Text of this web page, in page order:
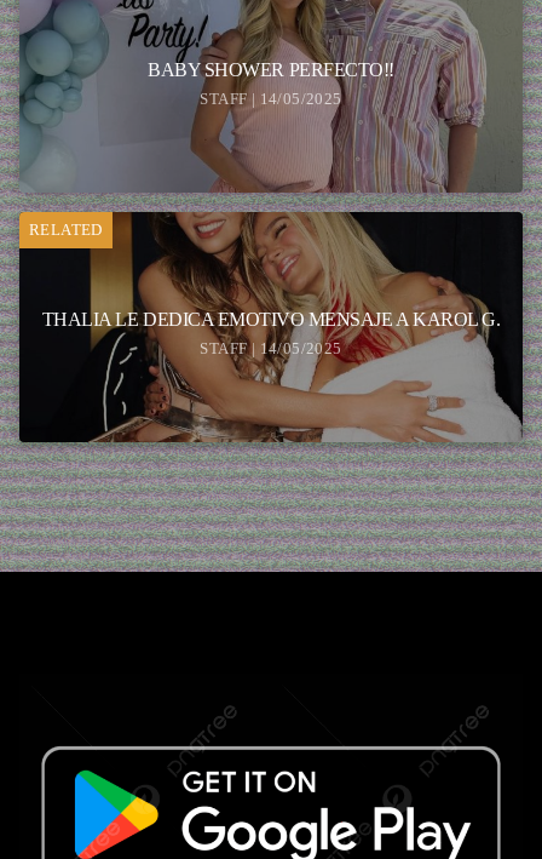
BABY SHOWER PERFECTO!!
STAFF | 14/05/2025
RELATED
THALIA LE DEDICA EMOTIVO MENSAJE A KAROL G.
STAFF | 14/05/2025